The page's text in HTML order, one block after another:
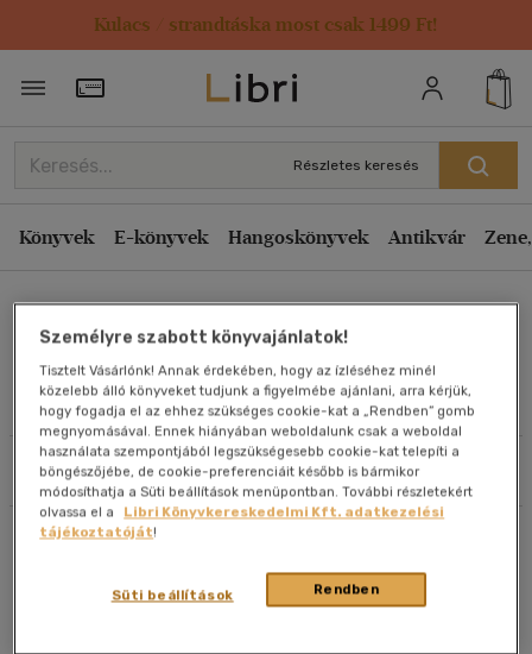
Kulacs / strandtáska most csak 1499 Ft!
Törzsvásárlói Kártya adatai
Részletes keresés
Könyvek E-könyvek Hangoskönyvek Antikvár
Művei
Szűrés Rendezés
Rendezés
Kiadás éve szerint csökkenő
Ár szerint csökkenő
Eladott darabszám szerint csökkenő
Eladott darabszám szerint növekvő
Cím szerint A-Z
Szerző szerint A-Z
Megjelenítés
20 db / oldal
Személyre szabott könyvajánlatok!
Tisztelt Vásárlónk! Annak érdekében, hogy az ízléséhez minél
közelebb álló könyveket tudjunk a figyelmébe ajánlani, arra kérjük,
hogy fogadja el az ehhez szükséges cookie-kat a „Rendben” gomb
megnyomásával. Ennek hiányában weboldalunk csak a weboldal
használata szempontjából legszükségesebb cookie-kat telepíti a
böngészőjébe, de cookie-preferenciáit később is bármikor
módosíthatja a Süti beállítások menüpontban. További részletekért
olvassa el a
Libri Könyvkereskedelmi Kft. adatkezelési
tájékoztatóját!
Rendben
Süti beállítások